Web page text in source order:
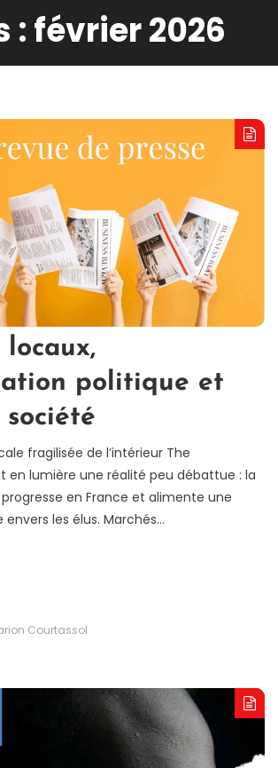
:février 2026
locaux,
politique et
fragilisée de l’intérieur The
en lumière une réalité peu débattue : la
en France et alimente une
les élus. Marchés…
Courtassol